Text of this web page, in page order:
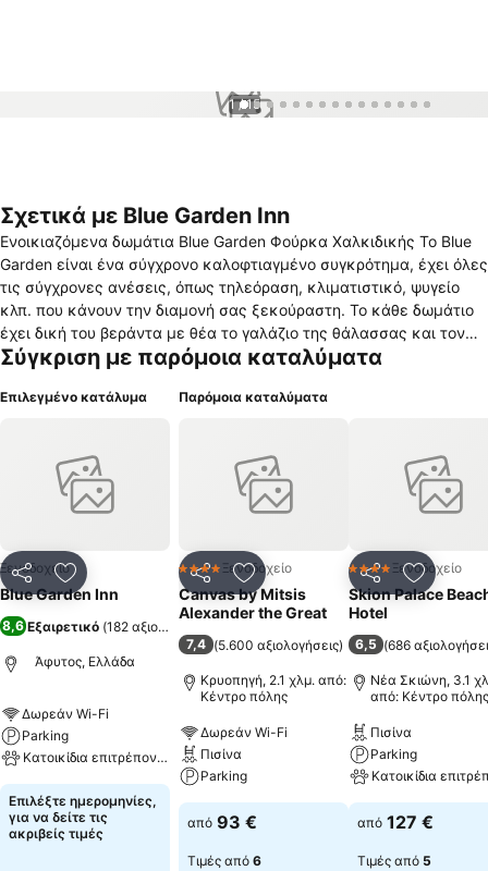
1 / 15
Σχετικά με Blue Garden Inn
Ενοικιαζόμενα δωμάτια Blue Garden Φούρκα Χαλκιδικής To Blue
Garden είναι ένα σύγχρονο καλοφτιαγμένο συγκρότημα, έχει όλες
τις σύγχρονες ανέσεις, όπως τηλεόραση, κλιματιστικό, ψυγείο
κλπ. που κάνουν την διαμονή σας ξεκούραστη. Το κάθε δωμάτιο
έχει δική του βεράντα με θέα το γαλάζιο της θάλασσας και τον
ολάνθιστο κήπο. To Blue Garden βρίσκεται πάνω στον δρόμο
κατάφυτη Κασσάνδρα, με την υπέροχη θάλασσα, που τα διάφανα
στρώματα η διαμονή στο Blue Garden, σας προσφέρει άνεση και
πολλές ακόμη παροχές.Επιλέξτε τον τύπο δωματίου που σας
ταιριάζει: ΔΙΚΛΙΝΟ,ΤΡΙΚΛΙΝΟ,ΤΕΤΡΑΚΛΙΝΟ,ΟΙΚΟΓΕΝΕΙΑΚΟ.
Σύγκριση με παρόμοια καταλύματα
Επιλεγμένο κατάλυμα
ΚοινοποίησηΠροσθήκη στα αγαπημένα
Ξενοδοχείο
Blue Garden Inn
8,6 Εξαιρετικό (182 αξιολογήσεις
Άφυτος, Ελλάδα
Δωρεάν Wi-Fi
Parking
Κατοικίδια επιτρέπονται
Επιλέξτε ημερομηνίες,
για να δείτε τις
ακριβείς τιμές
Παρόμοια καταλύματα
ΚοινοποίησηΠροσθήκη στα αγαπημένα
4 ΑστέριαΞενοδοχείο
Canvas by Mitsis
Alexander the Great
7,4 (5.600 αξιολογήσεις)
Κρυοπηγή, 2.1 χλμ. από:
Κέντρο πόλης
Δωρεάν Wi-Fi
Πισίνα
Parking
από 93 €
Τιμές από 6
Κοινοποίηση
4 ΑστέριαΞενοδοχείο
Skion Palace
Hotel
6,5 (686
Νέα Σκιώνη, 3.1
από: Κέντρο πόλης
Πισίνα
Parking
Κατοικίδια
από 127 €
Τιμές από 5